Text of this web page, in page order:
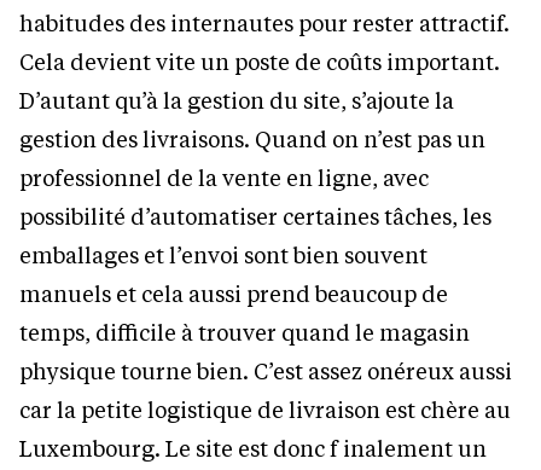
habitudes des internautes pour rester attractif.
Cela devient vite un poste de coûts important.
D’autant qu’à la gestion du site, s’ajoute la
gestion des livraisons. Quand on n’est pas un
professionnel de la vente en ligne, avec
possibilité d’automatiser certaines tâches, les
emballages et l’envoi sont bien souvent
manuels et cela aussi prend beaucoup de
temps, difficile à trouver quand le magasin
physique tourne bien. C’est assez onéreux aussi
car la petite logistique de livraison est chère au
Luxembourg. Le site est donc f inalement un